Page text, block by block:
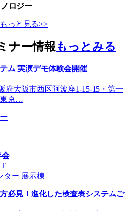
ロジー
っと見る>>
ナー情報もっとみる
ム 実演デモ体験会開催
府大阪市西区阿波座1-15-15・第一
東京…
会
ター 展示棟
必見！進化した検査表システムご